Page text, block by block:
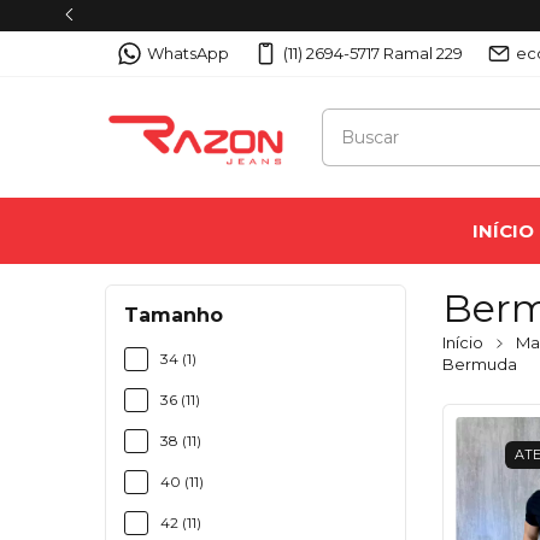
WhatsApp (11) 2694-5717 Ramal 229
INÍCIO
Tamanho
34 (1)
36 (11)
38 (11)
40 (11)
42 (11)
Início
Bermuda